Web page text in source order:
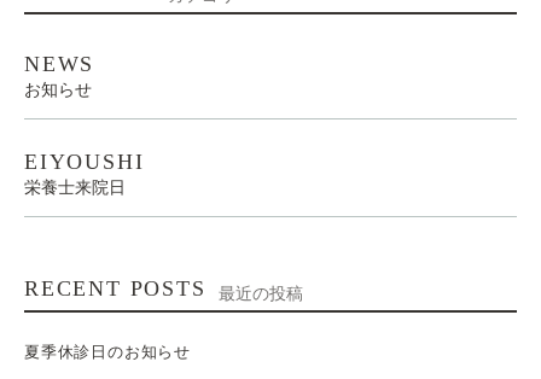
NEWS
お知らせ
EIYOUSHI
栄養士来院日
RECENT POSTS 最近の投稿
夏季休診日のお知らせ